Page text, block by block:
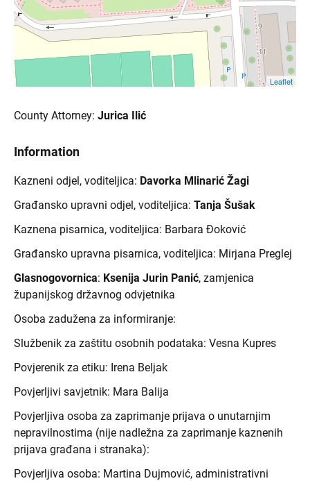
Leaflet
County Attorney: Jurica Ilić
Information
Kazneni odjel, voditeljica: Davorka Mlinarić Žagi
Građansko upravni odjel, voditeljica: Tanja Šušak
Kaznena pisarnica, voditeljica: Barbara Đoković
Građansko upravna pisarnica, voditeljica: Mirjana Preglej
Glasnogovornica: Ksenija Jurin Panić, zamjenica
županijskog državnog odvjetnika
Osoba zadužena za informiranje:
Službenik za zaštitu osobnih podataka: Vesna Kupres
Povjerenik za etiku: Irena Beljak
Povjerljivi savjetnik: Mara Balija
Povjerljiva osoba za zaprimanje prijava o unutarnjim
nepravilnostima (nije nadležna za zaprimanje kaznenih
prijava građana i stranaka):
Povjerljiva osoba: Martina Dujmović, administrativni